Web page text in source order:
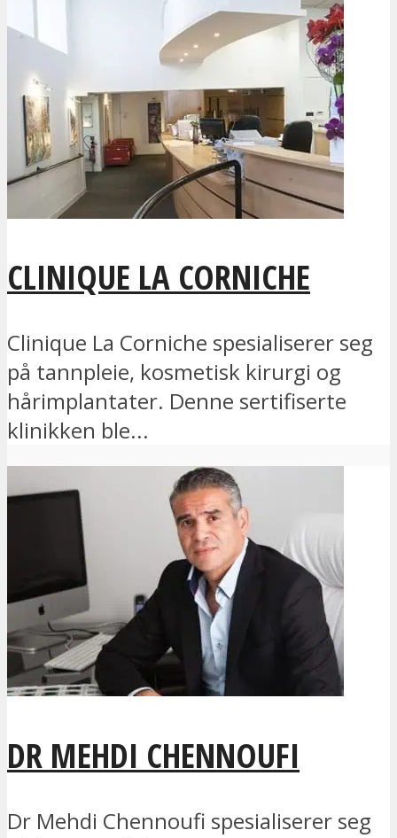
CLINIQUE LA CORNICHE
Clinique La Corniche spesialiserer seg
på tannpleie, kosmetisk kirurgi og
hårimplantater. Denne sertifiserte
klinikken ble...
DR MEHDI CHENNOUFI
Dr Mehdi Chennoufi spesialiserer seg